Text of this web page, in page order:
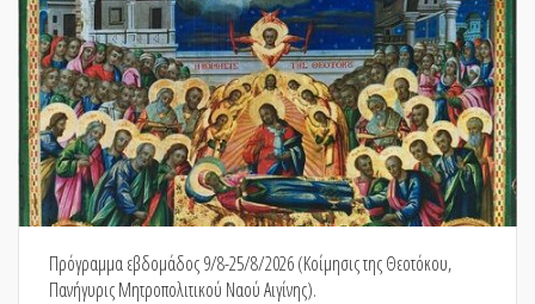
Πρόγραμμα εβδομάδος 9/8-25/8/2026 (Κοίμησις της Θεοτόκου,
Πανήγυρις Μητροπολιτικού Ναού Αιγίνης).